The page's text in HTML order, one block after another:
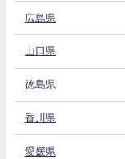
広島県
山口県
徳島県
香川県
愛媛県